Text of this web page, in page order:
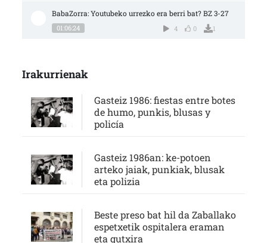
BabaZorra: Youtubeko urrezko era berri bat? BZ 3-27
01:06:24 4 0 1
Irakurrienak
Gasteiz 1986: fiestas entre botes
de humo, punkis, blusas y
policía
Gasteiz 1986an: ke-potoen
arteko jaiak, punkiak, blusak
eta polizia
Beste preso bat hil da Zaballako
espetxetik ospitalera eraman
eta gutxira